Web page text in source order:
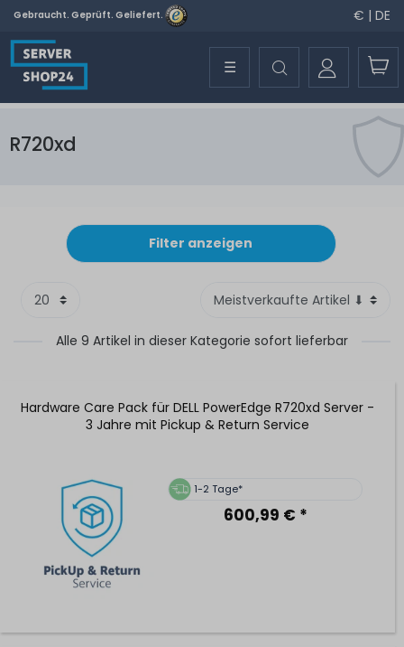
Gebraucht. Geprüft. Geliefert. € | DE
☰
R720xd
Filter anzeigen
Alle 9 Artikel in dieser Kategorie sofort lieferbar
Hardware Care Pack für DELL PowerEdge R720xd Server -
3 Jahre mit Pickup & Return Service
1-2 Tage*
600,99 € *